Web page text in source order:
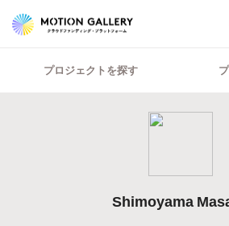
プロジェクトを探す
Shimoyama